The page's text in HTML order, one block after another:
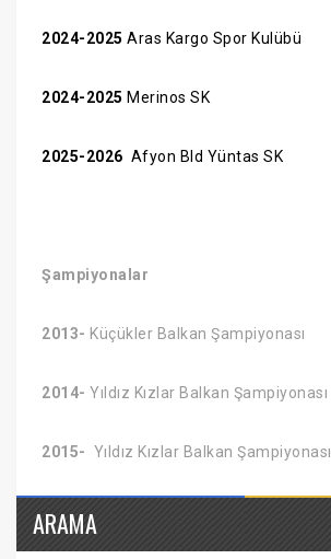
2024-2025 Aras Kargo Spor Kulübü
2024-2025 Merinos SK
2025-2026 Afyon Bld Yüntas SK
Şampiyonalar
2013- Küçükler Balkan Şampiyonası
2014- Yıldız Kızlar Balkan Şampiyonası
2015- Yıldız Kızlar Balkan Şampiyonası
ARAMA